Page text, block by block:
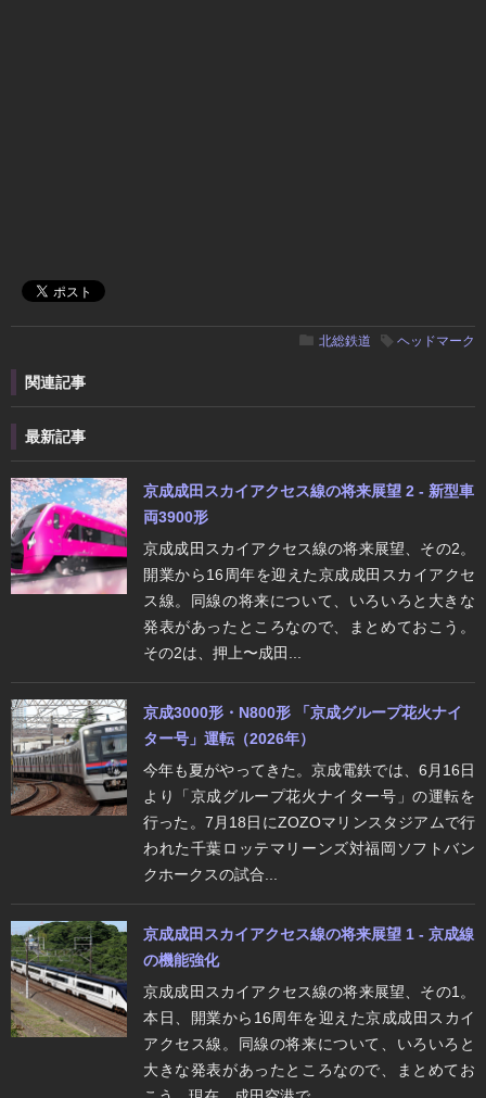
北総鉄道 ヘッドマーク
関連記事
最新記事
京成成田スカイアクセス線の将来展望 2 - 新型車
両3900形
京成成田スカイアクセス線の将来展望、その2。
開業から16周年を迎えた京成成田スカイアクセ
ス線。同線の将来について、いろいろと大きな
発表があったところなので、まとめておこう。
その2は、押上〜成田...
京成3000形・N800形 「京成グループ花火ナイ
ター号」運転（2026年）
今年も夏がやってきた。京成電鉄では、6月16日
より「京成グループ花火ナイター号」の運転を
行った。7月18日にZOZOマリンスタジアムで行
われた千葉ロッテマリーンズ対福岡ソフトバン
クホークスの試合...
京成成田スカイアクセス線の将来展望 1 - 京成線
の機能強化
京成成田スカイアクセス線の将来展望、その1。
本日、開業から16周年を迎えた京成成田スカイ
アクセス線。同線の将来について、いろいろと
大きな発表があったところなので、まとめてお